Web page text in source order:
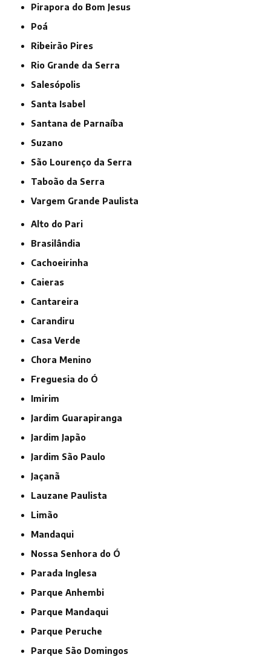
Pirapora do Bom Jesus
Poá
Ribeirão Pires
Rio Grande da Serra
Salesópolis
Santa Isabel
Santana de Parnaíba
Suzano
São Lourenço da Serra
Taboão da Serra
Vargem Grande Paulista
Alto do Pari
Brasilândia
Cachoeirinha
Caieras
Cantareira
Carandiru
Casa Verde
Chora Menino
Freguesia do Ó
Imirim
Jardim Guarapiranga
Jardim Japão
Jardim São Paulo
Jaçanã
Lauzane Paulista
Limão
Mandaqui
Nossa Senhora do Ó
Parada Inglesa
Parque Anhembi
Parque Mandaqui
Parque Peruche
Parque São Domingos